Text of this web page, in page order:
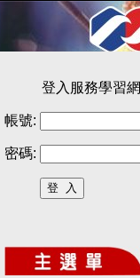
登入服務學習網
帳號:
密碼: